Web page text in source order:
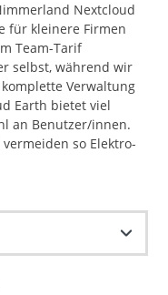
Nextcloud
für kleinere Firmen
Team-Tarif
selbst, während wir
Verwaltung
Earth bietet viel
an Benutzer/innen.
so Elektro-